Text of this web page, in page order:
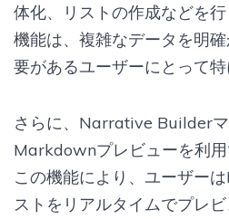
体化、リストの作成などを
機能は、複雑なデータを明
要があるユーザーにとって特
さらに、Narrative Builder
Markdownプレビューを利用
この機能により、ユーザー
ストをリアルタイムでプレ